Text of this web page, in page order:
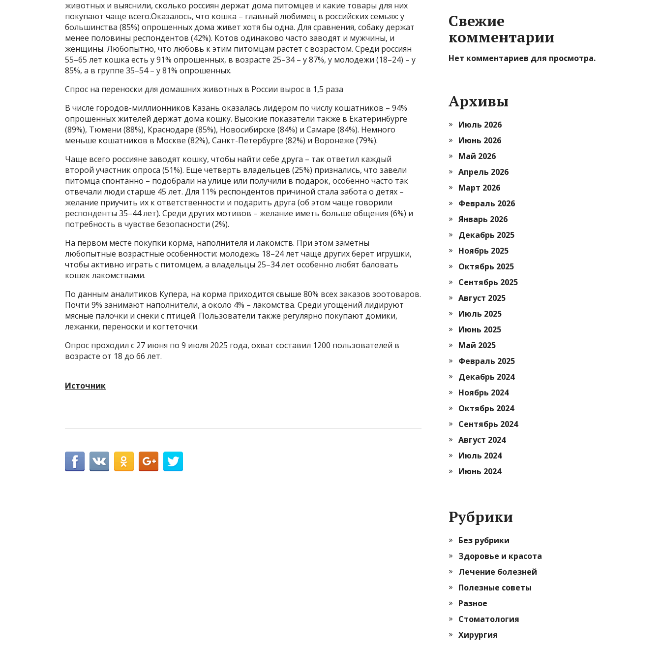
животных и выяснили, сколько россиян держат дома питомцев и какие товары для них
покупают чаще всего.Оказалось, что кошка – главный любимец в российских семьях: у
большинства (85%) опрошенных дома живет хотя бы одна. Для сравнения, собаку держат
менее половины респондентов (42%). Котов одинаково часто заводят и мужчины, и
женщины. Любопытно, что любовь к этим питомцам растет с возрастом. Среди россиян
55–65 лет кошка есть у 91% опрошенных, в возрасте 25–34 – у 87%, у молодежи (18–24) – у
85%, а в группе 35–54 – у 81% опрошенных.
Спрос на переноски для домашних животных в России вырос в 1,5 раза
В числе городов-миллионников Казань оказалась лидером по числу кошатников – 94%
опрошенных жителей держат дома кошку. Высокие показатели также в Екатеринбурге
(89%), Тюмени (88%), Краснодаре (85%), Новосибирске (84%) и Самаре (84%). Немного
меньше кошатников в Москве (82%), Санкт-Петербурге (82%) и Воронеже (79%).
Чаще всего россияне заводят кошку, чтобы найти себе друга – так ответил каждый
второй участник опроса (51%). Еще четверть владельцев (25%) признались, что завели
питомца спонтанно – подобрали на улице или получили в подарок, особенно часто так
отвечали люди старше 45 лет. Для 11% респондентов причиной стала забота о детях –
желание приучить их к ответственности и подарить друга (об этом чаще говорили
респонденты 35–44 лет). Среди других мотивов – желание иметь больше общения (6%) и
потребность в чувстве безопасности (2%).
На первом месте покупки корма, наполнителя и лакомств. При этом заметны
любопытные возрастные особенности: молодежь 18–24 лет чаще других берет игрушки,
чтобы активно играть с питомцем, а владельцы 25–34 лет особенно любят баловать
кошек лакомствами.
По данным аналитиков Купера, на корма приходится свыше 80% всех заказов зоотоваров.
Почти 9% занимают наполнители, а около 4% – лакомства. Среди угощений лидируют
мясные палочки и снеки с птицей. Пользователи также регулярно покупают домики,
лежанки, переноски и когтеточки.
Опрос проходил с 27 июня по 9 июля 2025 года, охват составил 1200 пользователей в
возрасте от 18 до 66 лет.
Источник
Свежие
комментарии
Нет комментариев для просмотра.
Архивы
Июль 2026
Июнь 2026
Май 2026
Апрель 2026
Март 2026
Февраль 2026
Январь 2026
Декабрь 2025
Ноябрь 2025
Октябрь 2025
Сентябрь 2025
Август 2025
Июль 2025
Июнь 2025
Май 2025
Февраль 2025
Декабрь 2024
Ноябрь 2024
Октябрь 2024
Сентябрь 2024
Август 2024
Июль 2024
Июнь 2024
Рубрики
Без рубрики
Здоровье и красота
Лечение болезней
Полезные советы
Разное
Стоматология
Хирургия